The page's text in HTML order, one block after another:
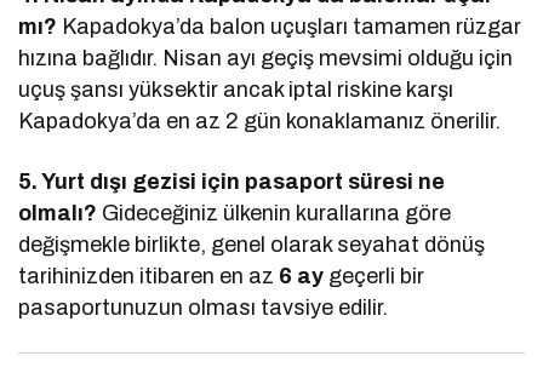
mı? Kapadokya’da balon uçuşları tamamen rüzgar
hızına bağlıdır. Nisan ayı geçiş mevsimi olduğu için
uçuş şansı yüksektir ancak iptal riskine karşı
Kapadokya’da en az 2 gün konaklamanız önerilir.
5. Yurt dışı gezisi için pasaport süresi ne
olmalı? Gideceğiniz ülkenin kurallarına göre
değişmekle birlikte, genel olarak seyahat dönüş
tarihinizden itibaren en az 6 ay geçerli bir
pasaportunuzun olması tavsiye edilir.